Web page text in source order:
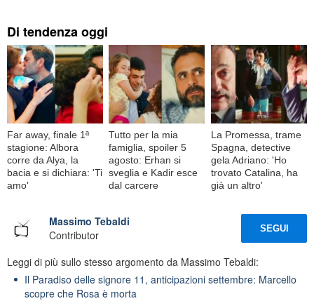
Di tendenza oggi
Far away, finale 1ª
stagione: Albora
corre da Alya, la
bacia e si dichiara: 'Ti
amo'
Tutto per la mia
famiglia, spoiler 5
agosto: Erhan si
sveglia e Kadir esce
dal carcere
La Promessa, trame
Spagna, detective
gela Adriano: 'Ho
trovato Catalina, ha
già un altro'
Massimo Tebaldi
Contributor
SEGUI
Leggi di più sullo stesso argomento da Massimo Tebaldi:
Il Paradiso delle signore 11, anticipazioni settembre: Marcello
scopre che Rosa è morta